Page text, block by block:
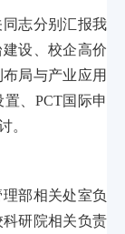
志分别汇报我
设、校企高价
局与产业应用
、PCT国际申
。
部相关处室负
研院相关负责